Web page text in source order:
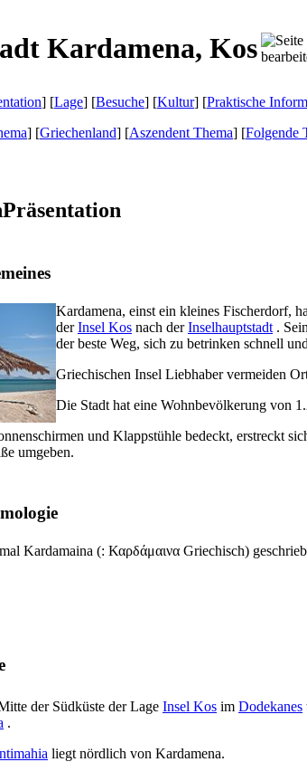
Kardamena, Kos
] [Lage] [Besuche] [Kultur] [Praktische
] [Griechenland] [Aszendent Thema] [Folgende
Präsentation
Kardamena, einst ein kleines Fischerdorf,
derInsel Kos nach derInselhauptstadt .
der beste Weg, sich zu betrinken schnell
Griechischen Insel Liebhaber vermeiden
Die Stadt hat eine Wohnbevölkerung von
und Klappstühle bedeckt, erstreckt
umgeben.
Kardamaina (: Καρδάμαινα Griechisch)
der Südküste der Lage Insel Kos im Dodekanes
.
liegt nördlich von Kardamena.